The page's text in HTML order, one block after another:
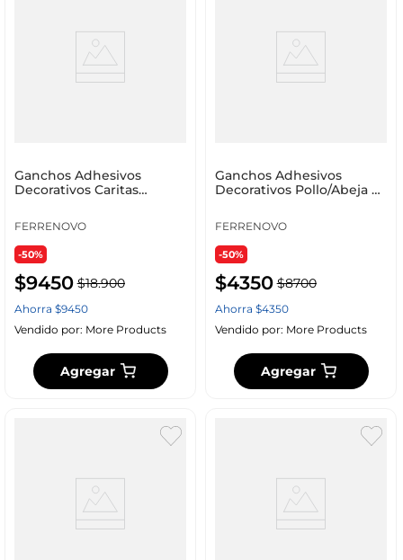
Ganchos Adhesivos
Decorativos Caritas
FERRENOVO
-50%
$9450 $18.900
Ahorra $9450
Vendido por: More Products
Agregar
Ganchos Adhesivos
Decorativos Pollo/Abeja x2
FERRENOVO
-50%
$4350 $8700
Ahorra $4350
Vendido por: More Products
Agregar